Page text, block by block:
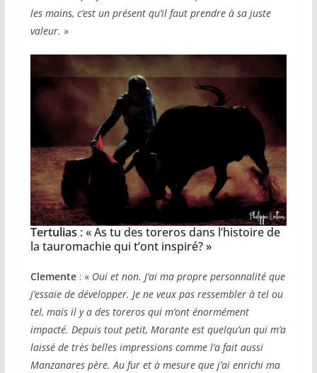
les mains, c’est un présent qu’il faut prendre à sa juste
valeur. »
Tertulias : « As tu des toreros dans l’histoire de
la tauromachie qui t’ont inspiré? »
Clemente : « Oui et non. J’ai ma propre personnalité que
j’essaie de développer. Je ne veux pas ressembler à tel ou
tel, mais il y a des toreros qui m’ont énormément
impacté. Depuis tout petit, Morante est quelqu’un qui m’a
laissé de très belles impressions comme l’a fait aussi
Manzanares père. Au fur et à mesure que j’ai enrichi ma